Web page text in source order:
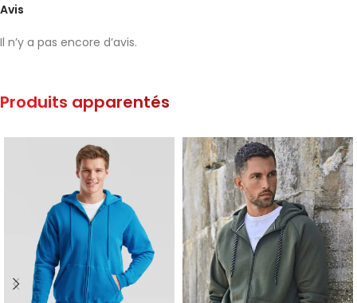
Avis
Il n’y a pas encore d’avis.
Produits apparentés